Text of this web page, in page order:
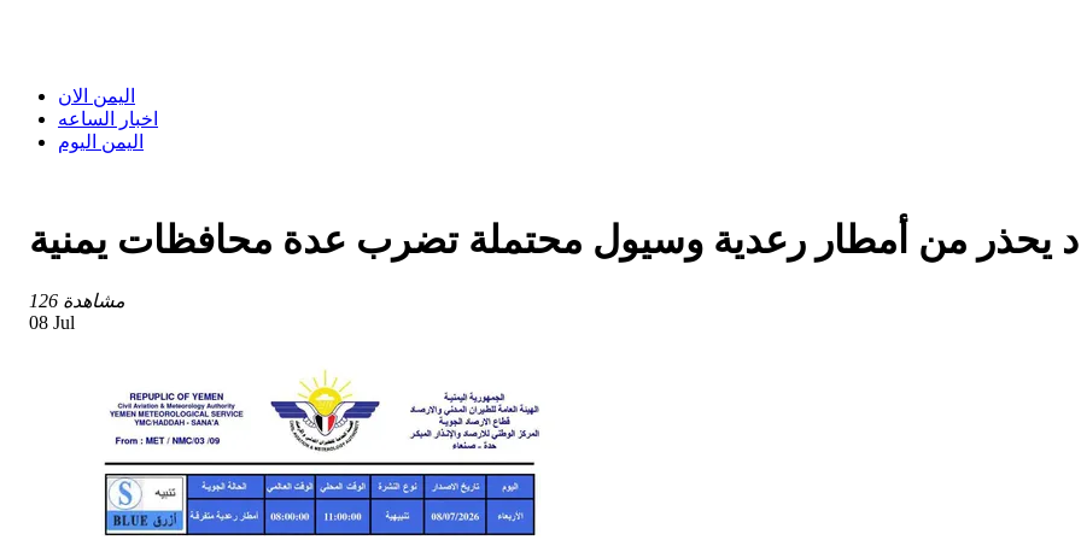
اليمن الان
اخبار الساعه
اليمن اليوم
يحذر من أمطار رعدية وسيول محتملة تضرب عدة محافظات يمنية
126 مشاهدة
08 Jul